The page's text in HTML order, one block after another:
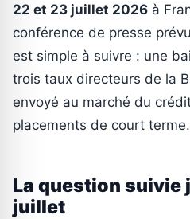
22 et 23 juillet 2026 à
conférence de presse
est simple à suivre : une
trois taux directeurs de la
envoyé au marché du
placements de court terme.
La question suivie
juillet